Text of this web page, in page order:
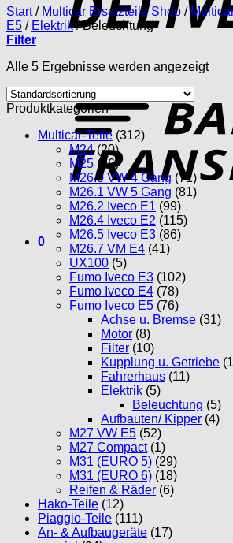
0
Start / Multicar Ersatzteile Shop /
E5 / Elektrik /Beleuchtung
Filter
Alle 5 Ergebnisse werden angezeigt
Produktkategorien
Multicar-Teile (312)
M24 (20)
M25 (96)
M26.0 VW 4 Gang (71)
M26.1 VW 5 Gang (81)
M26.2 Iveco E1 (99)
M26.4 Iveco E2 (115)
M26.5 Iveco E3 (86)
M26.7 VM E4 (41)
UX100 (5)
Fumo Iveco E3 (102)
Fumo Iveco E4 (78)
Fumo Iveco E5 (76)
Achse u. Bremse (31)
Motor (8)
Filter (10)
Kupplung u. Getriebe
Fahrerhaus (11)
Elektrik (5)
Beleuchtung (5)
Aufbauten/ Kipper (4)
M27 VW E5 (52)
M27 Compact (1)
M31 (EURO 5) (29)
M31 (EURO 6) (18)
Reifen & Räder (6)
Hako-Teile (12)
Piaggio-Teile (111)
An- & Aufbaugeräte (17)